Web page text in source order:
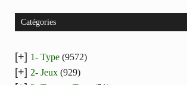
Catégories
[+] 1- Type (9572)
[+] 2- Jeux (929)